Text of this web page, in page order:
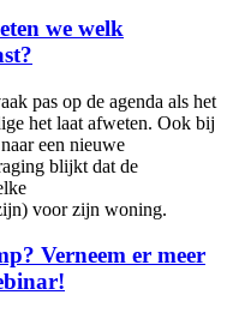
we welk
pas op de agenda als het
het laat afweten. Ook bij
een nieuwe
blijkt dat de
voor zijn woning.
Verneem er meer